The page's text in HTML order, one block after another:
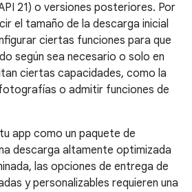
21) o versiones posteriores. Por
el tamaño de la descarga inicial
ciertas funciones para que
según sea necesario o solo en
ciertas capacidades, como la
o admitir funciones de
app como un paquete de
descarga altamente optimizada
las opciones de entrega de
y personalizables requieren una